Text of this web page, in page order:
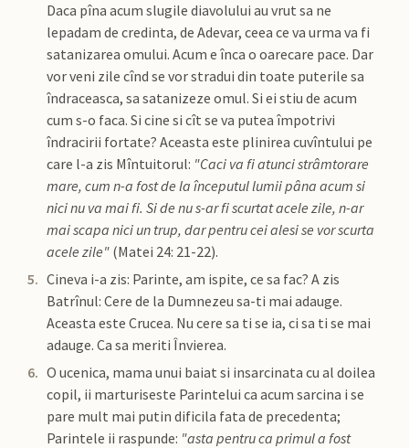
Daca pîna acum slugile diavolului au vrut sa ne
lepadam de credinta, de Adevar, ceea ce va urma va fi
satanizarea omului. Acum e înca o oarecare pace. Dar
vor veni zile cînd se vor stradui din toate puterile sa
îndraceasca, sa satanizeze omul. Si ei stiu de acum
cum s-o faca. Si cine si cît se va putea împotrivi
îndracirii fortate? Aceasta este plinirea cuvîntului pe
care l-a zis Mîntuitorul: "Caci va fi atunci strâmtorare
mare, cum n-a fost de la începutul lumii pâna acum si
nici nu va mai fi. Si de nu s-ar fi scurtat acele zile, n-ar
mai scapa nici un trup, dar pentru cei alesi se vor scurta
acele zile" (Matei 24: 21-22).
Cineva i-a zis: Parinte, am ispite, ce sa fac? A zis
Batrînul: Cere de la Dumnezeu sa-ti mai adauge.
Aceasta este Crucea. Nu cere sa ti se ia, ci sa ti se mai
adauge. Ca sa meriti Învierea.
O ucenica, mama unui baiat si insarcinata cu al doilea
copil, ii marturiseste Parintelui ca acum sarcina i se
pare mult mai putin dificila fata de precedenta;
Parintele ii raspunde: "asta pentru ca primul a fost